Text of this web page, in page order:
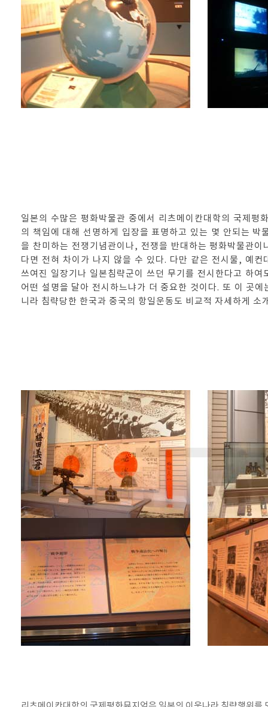
일본의 수많은 평화박물관 중에서 리츠메이칸대학의 국제평
의 책임에 대해 선명하게 입장을 표명하고 있는 몇 안되는 박
을 찬미하는 전쟁기념관이나, 전쟁을 반대하는 평화박물관이
다면 전혀 차이가 나지 않을 수 있다. 다만 같은 전시물, 예컨
쓰여진 일장기나 일본침략군이 쓰던 무기를 전시한다고 하여
어떤 설명을 달아 전시하느냐가 더 중요한 것이다. 또 이 곳
니라 침략당한 한국과 중국의 항일운동도 비교적 자세하게 소